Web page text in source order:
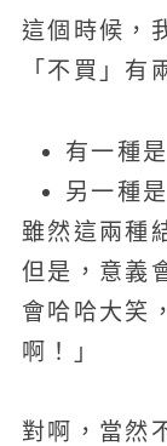
這個時候，
「不買」有
有一種
另一種
雖然這兩種
但是，意義
會哈哈大笑
啊！」
對啊，當然